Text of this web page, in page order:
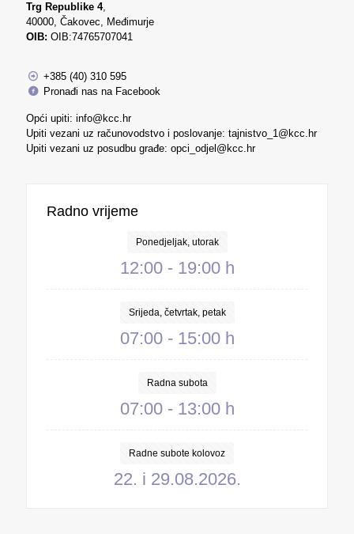
Trg Republike 4,
40000, Čakovec, Međimurje
OIB: OIB:74765707041
+385 (40) 310 595
Pronađi nas na Facebook
Opći upiti: info@kcc.hr
Upiti vezani uz računovodstvo i poslovanje: tajnistvo_1@kcc.hr
Upiti vezani uz posudbu građe: opci_odjel@kcc.hr
Radno vrijeme
Ponedjeljak, utorak
12:00 - 19:00 h
Srijeda, četvrtak, petak
07:00 - 15:00 h
Radna subota
07:00 - 13:00 h
Radne subote kolovoz
22. i 29.08.2026.